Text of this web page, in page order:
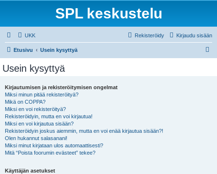
SPL keskustelu
UKK Kirjaudu sisään
Rekisteröidy
Etusivu Usein kysyttyä
Usein kysyttyä
Kirjautumisen ja rekisteröitymisen ongelmat
Miksi minun pitää rekisteröityä?
Mikä on COPPA?
Miksi en voi rekisteröityä?
Rekisteröidyin, mutta en voi kirjautua!
Miksi en voi kirjautua sisään?
Rekisteröidyin joskus aiemmin, mutta en voi enää kirjautua sisään?!
Olen hukannut salasanani!
Miksi minut kirjataan ulos automaattisesti?
Mitä “Poista foorumin evästeet” tekee?
Käyttäjän asetukset